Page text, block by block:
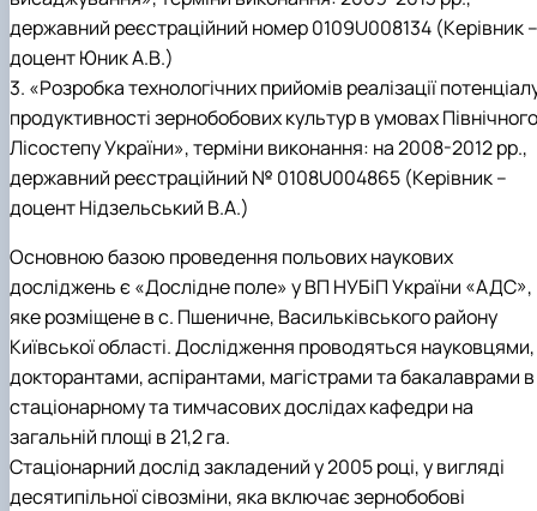
державний реєстраційний номер 0109U008134 (Керівник –
доцент Юник А.В.)
3. «Розробка технологічних прийомів реалізації
продуктивності зернобобових культур в умовах Північного
Лісостепу України», терміни виконання: на 2008-2012 рр.,
державний реєстраційний № 0108U004865 (Керівник –
доцент Нідзельський В.А.)
Основною базою проведення польових наукових
досліджень є «Дослідне поле» у ВП НУБіП України «АДС»,
яке розміщене в с. Пшеничне, Васильківського району
Київської області. Дослідження проводяться науковцями,
докторантами, аспірантами, магістрами та бакалаврами в
стаціонарному та тимчасових дослідах кафедри на
загальній площі в 21,2 га.
Стаціонарний дослід закладений у 2005 році, у вигляді
десятипільної сівозміни, яка включає зернобобові